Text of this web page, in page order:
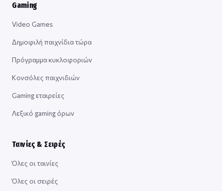
Gaming
Video Games
Δημοφιλή παιχνίδια τώρα
Πρόγραμμα κυκλοφοριών
Κονσόλες παιχνιδιών
Gaming εταιρείες
Λεξικό gaming όρων
Ταινίες & Σειρές
Όλες οι ταινίες
Όλες οι σειρές